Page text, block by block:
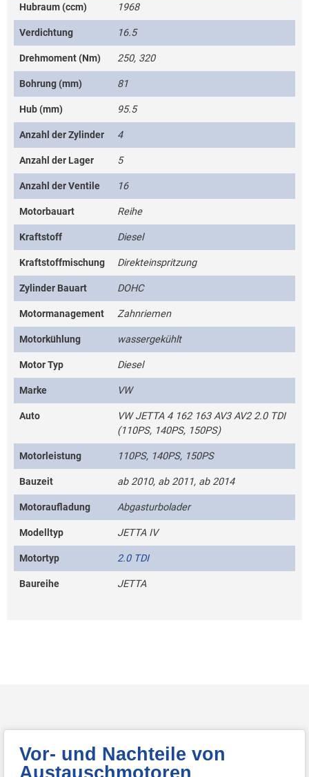
Hubraum (ccm) 1968
Verdichtung 16.5
Drehmoment (Nm) 250, 320
Bohrung (mm) 81
Hub (mm) 95.5
Anzahl der Zylinder 4
Anzahl der Lager 5
Anzahl der Ventile 16
Motorbauart Reihe
Kraftstoff Diesel
Kraftstoffmischung Direkteinspritzung
Zylinder Bauart DOHC
Motormanagement Zahnriemen
Motorkühlung wassergekühlt
Motor Typ Diesel
Marke VW
Auto
VW JETTA 4 162 163 AV3 AV2 2.0 TDI
(110PS, 140PS, 150PS)
Motorleistung 110PS, 140PS, 150PS
Bauzeit ab 2010, ab 2011, ab 2014
Motoraufladung Abgasturbolader
Modelltyp JETTA IV
Motortyp 2.0 TDI
Baureihe JETTA
Vor- und Nachteile von
Austauschmotoren